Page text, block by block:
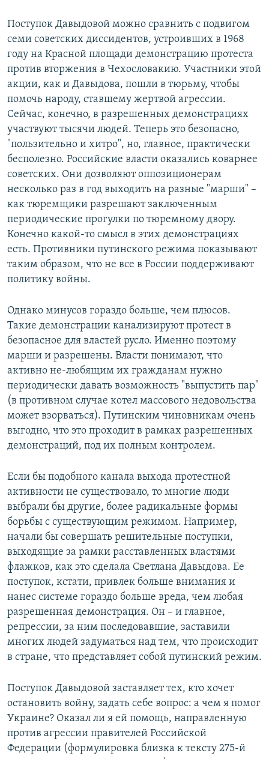
Поступок Давыдовой можно сравнить с подвигом
семи советских диссидентов, устроивших в 1968
году на Красной площади демонстрацию протеста
против вторжения в Чехословакию. Участники этой
акции, как и Давыдова, пошли в тюрьму, чтобы
помочь народу, ставшему жертвой агрессии.
Сейчас, конечно, в разрешенных демонстрациях
участвуют тысячи людей. Теперь это безопасно,
"пользительно и хитро", но, главное, практически
бесполезно. Российские власти оказались коварнее
советских. Они дозволяют оппозиционерам
несколько раз в год выходить на разные "марши" –
как тюремщики разрешают заключенным
периодические прогулки по тюремному двору.
Конечно какой-то смысл в этих демонстрациях
есть. Противники путинского режима показывают
таким образом, что не все в России поддерживают
политику войны.
Однако минусов гораздо больше, чем плюсов.
Такие демонстрации канализируют протест в
безопасное для властей русло. Именно поэтому
марши и разрешены. Власти понимают, что
активно не-любящим их гражданам нужно
периодически давать возможность "выпустить пар"
(в противном случае котел массового недовольства
может взорваться). Путинским чиновникам очень
выгодно, что это проходит в рамках разрешенных
демонстраций, под их полным контролем.
Если бы подобного канала выхода протестной
активности не существовало, то многие люди
выбрали бы другие, более радикальные формы
борьбы с существующим режимом. Например,
начали бы совершать решительные поступки,
выходящие за рамки расставленных властями
флажков, как это сделала Светлана Давыдова. Ее
поступок, кстати, привлек больше внимания и
нанес системе гораздо больше вреда, чем любая
разрешенная демонстрация. Он – и главное,
репрессии, за ним последовавшие, заставили
многих людей задуматься над тем, что происходит
в стране, что представляет собой путинский режим.
Поступок Давыдовой заставляет тех, кто хочет
остановить войну, задать себе вопрос: а чем я помог
Украине? Оказал ли я ей помощь, направленную
против агрессии правителей Российской
Федерации (формулировка близка к тексту 275-й